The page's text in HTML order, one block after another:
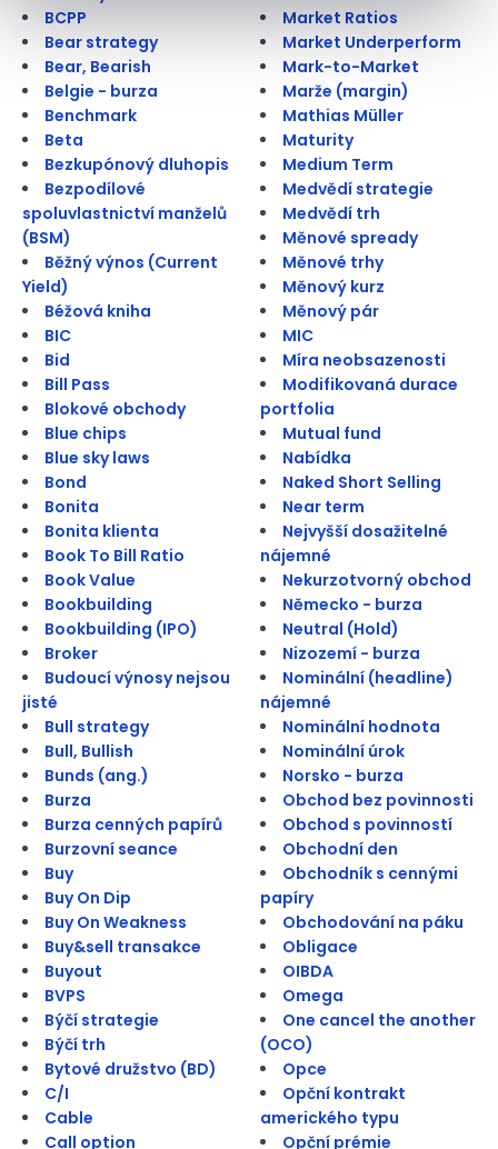
BCPP
Bear strategy
Bear, Bearish
Belgie - burza
Benchmark
Beta
Bezkupónový dluhopis
Bezpodílové
spoluvlastnictví manželů
(BSM)
Běžný výnos (Current
Yield)
Béžová kniha
BIC
Bid
Bill Pass
Blokové obchody
Blue chips
Blue sky laws
Bond
Bonita
Bonita klienta
Book To Bill Ratio
Book Value
Bookbuilding
Bookbuilding (IPO)
Broker
Budoucí výnosy nejsou
jisté
Bull strategy
Bull, Bullish
Bunds (ang.)
Burza
Burza cenných papírů
Burzovní seance
Buy
Buy On Dip
Buy On Weakness
Buy&sell transakce
Buyout
BVPS
Býčí strategie
Býčí trh
Bytové družstvo (BD)
C/I
Cable
Call option
Market Ratios
Market Underperform
Mark-to-Market
Marže (margin)
Mathias Müller
Maturity
Medium Term
Medvědí strategie
Medvědí trh
Měnové spready
Měnové trhy
Měnový kurz
Měnový pár
MIC
Míra neobsazenosti
Modifikovaná durace
portfolia
Mutual fund
Nabídka
Naked Short Selling
Near term
Nejvyšší dosažitelné
nájemné
Nekurzotvorný obchod
Německo - burza
Neutral (Hold)
Nizozemí - burza
Nominální (headline)
nájemné
Nominální hodnota
Nominální úrok
Norsko - burza
Obchod bez povinnosti
Obchod s povinností
Obchodní den
Obchodník s cennými
papíry
Obchodování na páku
Obligace
OIBDA
Omega
One cancel the another
(OCO)
Opce
Opční kontrakt
amerického typu
Opční prémie